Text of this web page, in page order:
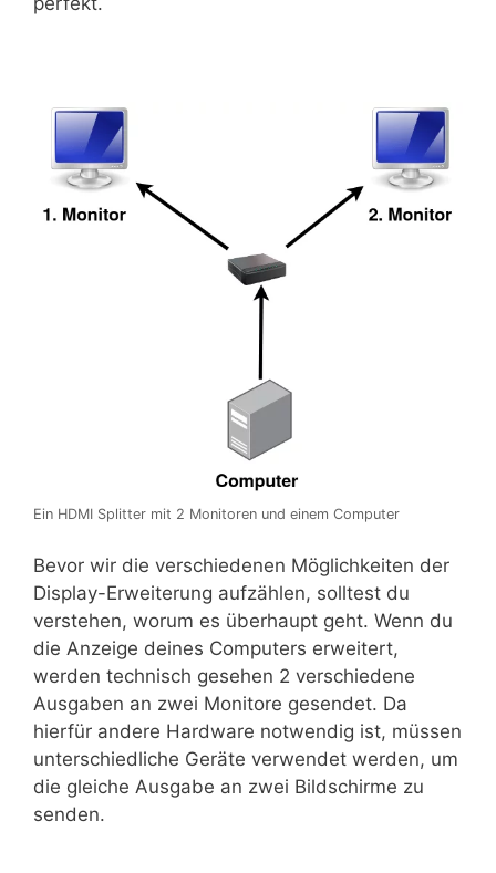
Ein HDMI Splitter mit 2 Monitoren und einem Computer
Bevor wir die verschiedenen Möglichkeiten der
Display-Erweiterung aufzählen, solltest du
verstehen, worum es überhaupt geht. Wenn du
die Anzeige deines Computers erweitert,
werden technisch gesehen 2 verschiedene
Ausgaben an zwei Monitore gesendet. Da
hierfür andere Hardware notwendig ist, müssen
unterschiedliche Geräte verwendet werden, um
die gleiche Ausgabe an zwei Bildschirme zu
senden.